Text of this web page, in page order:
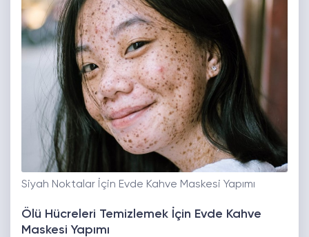
Siyah Noktalar İçin Evde Kahve Maskesi Yapımı
Ölü Hücreleri Temizlemek İçin Evde Kahve
Maskesi Yapımı